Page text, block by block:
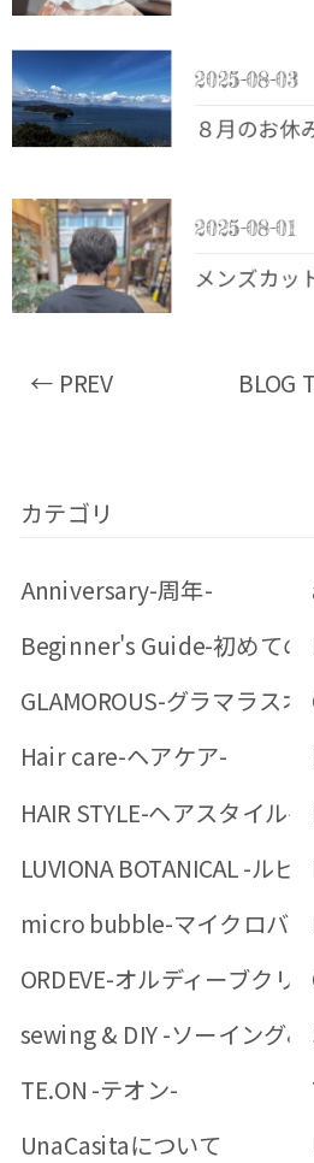
2025-08-03
８月のお
2025-08-01
メンズカ
← PREV BLOG
カテゴリ
Anniversary-周年-
Beginner's Guide-初めての
GLAMOROUS-グラマラス
Hair care-ヘアケア-
HAIR STYLE-ヘアスタイル-
LUVIONA BOTANICAL -ル
micro bubble-マイクロバ
ORDEVE-オルディーブクリ
sewing & DIY -ソーイング
TE.ON -テオン-
UnaCasitaについて